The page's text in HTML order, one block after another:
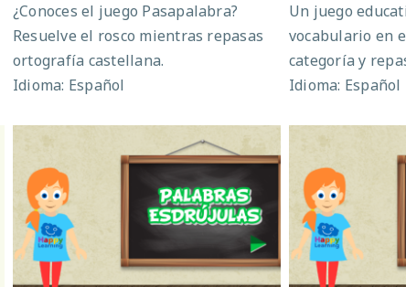
¿Conoces el juego Pasapalabra?
Resuelve el rosco mientras repasas
ortografía castellana.
Idioma: Español
Un juego
vocabulario en
categoría y
Idioma: Español
Palabras esdrújulas